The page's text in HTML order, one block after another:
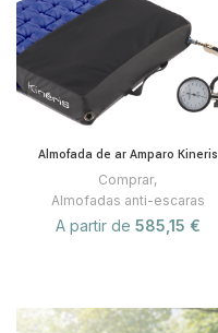
Almofada de ar Amparo Kineris
Comprar,
Almofadas anti-escaras
A partir de 585,15 €